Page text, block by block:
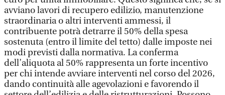
avviano lavori di recupero edilizio, manutenzione
straordinaria o altri interventi ammessi, il
contribuente potrà detrarre il 50% della spesa
sostenuta (entro il limite del tetto) dalle imposte nei
modi previsti dalla normativa. La conferma
dell’aliquota al 50% rappresenta un forte incentivo
per chi intende avviare interventi nel corso del 2026,
dando continuità alle agevolazioni e favorendo il